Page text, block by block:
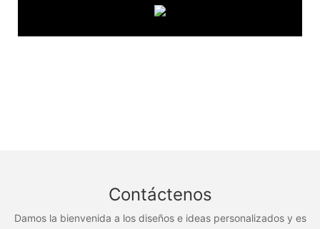
Contáctenos
Damos la bienvenida a los diseños e ideas personalizados y es